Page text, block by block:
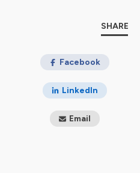
SHARE
Facebook
LinkedIn
Email